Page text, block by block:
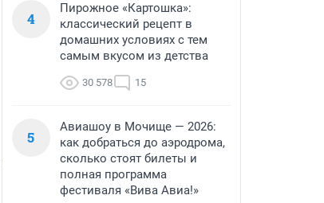
4
Пирожное «Картошка»:
классический рецепт в
домашних условиях с тем
самым вкусом из детства
30 578 15
5
Авиашоу в Мочище — 2026:
как добраться до аэродрома,
сколько стоят билеты и
полная программа
фестиваля «Вива Авиа!»